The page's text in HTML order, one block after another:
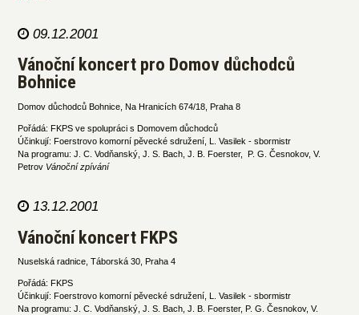
09.12.2001
Vánoční koncert pro Domov důchodců
Bohnice
Domov důchodců Bohnice, Na Hranicích 674/18, Praha 8
Pořádá: FKPS ve spolupráci s Domovem důchodců
Účinkují: Foerstrovo komorní pěvecké sdružení, L. Vasilek - sbormistr
Na programu: J. C. Vodňanský, J. S. Bach, J. B. Foerster, P. G. Česnokov, V.
Petrov Vánoční zpívání
13.12.2001
Vánoční koncert FKPS
Nuselská radnice, Táborská 30, Praha 4
Pořádá: FKPS
Účinkují: Foerstrovo komorní pěvecké sdružení, L. Vasilek - sbormistr
Na programu: J. C. Vodňanský, J. S. Bach, J. B. Foerster, P. G. Česnokov, V.